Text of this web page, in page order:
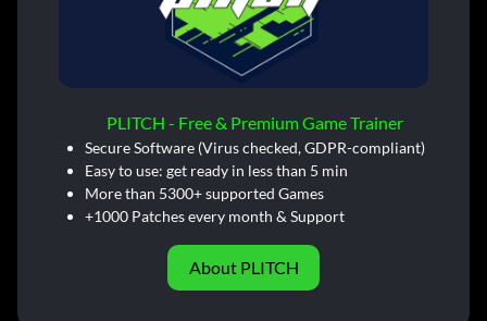
PLITCH - Free & Premium Game Trainer
Secure Software (Virus checked, GDPR-compliant)
Easy to use: get ready in less than 5 min
More than 5300+ supported Games
+1000 Patches every month & Support
About PLITCH